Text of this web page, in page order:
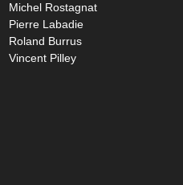
Michel Rostagnat
Pierre Labadie
Roland Burrus
Vincent Pilley